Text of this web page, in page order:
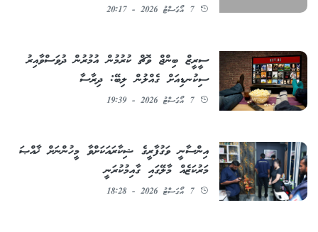
7 އޯގަސްޓު 2026 - 20:17
ސީރީޒް ބިންޖް ވޮޗް ކުރުމުން އުމުރުން ދުވަސްވާއިރު
ސިކުނޑިއަށް ގެއްލުން ލިބޭ: ދިރާސާ
7 އޯގަސްޓު 2026 - 19:39
އިންސާނީ ވަގުފާރީގެ ޝިކާރައަކަށްވާ މީހުންނަށް ޚާއްޞަ
މަރުކަޒެއް މާލޭގައި ގާއިމުކުރަނީ
7 އޯގަސްޓު 2026 - 18:28